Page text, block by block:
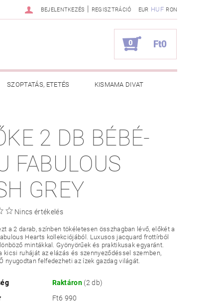
EUR HUF RON
BEJELENTKEZÉS | REGISZTRÁCIÓ
0 Ft0
SZOPTATÁS, ETETÉS KISMAMA DIVAT
TANÁCSOK RENDELÉSEM
2 DB BÉBÉ-
FABULOUS
GREY
Nincs értékelés
a 2 darab, színben tökéletesen összhagban lévő, előkét a
Hearts kollekciójából. Luxusos jacquard frottírból
mintákkal. Gyönyörűek és praktikusak egyaránt.
kicsi ruháját az elázás és szennyeződéssel szemben,
nyugodtan felfedezheti az ízek gazdag világát.
Raktáron (2 db)
Ft6 990